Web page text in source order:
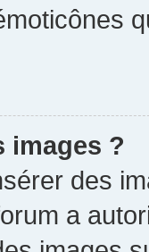
images ?
des
a